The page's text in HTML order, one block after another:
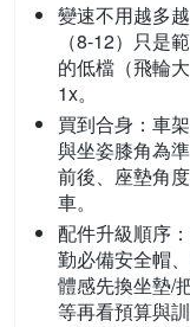
變速不用越多
（8-12）只是
的低檔（飛輪
1x。
買到合身：車
與坐姿膝角為
前後、座墊角
車。
配件升級順序
勤必備安全帽
體感先換坐墊/
等再看預算與訓